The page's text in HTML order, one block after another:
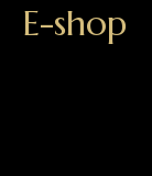
E-shop